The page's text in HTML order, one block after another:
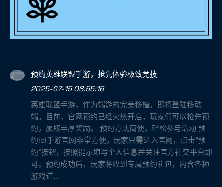
预约英雄联盟手游，抢先体验极致竞技
2025-07-15 08:55:16
英雄联盟手游，作为端游的完美移植，即将登陆移动
端。目前，官网预约已经火热开启，玩家们可以抢先预
约，赢取丰厚奖励。 预约方式简便，轻松参与活动 预
约lol手游官网非常方便，玩家只需进入官网，点击“预
约”按钮，按照提示填写个人信息并关注官方社交平台即
可。预约成功后，玩家将收到专属预约礼包，内含各种
游戏道...